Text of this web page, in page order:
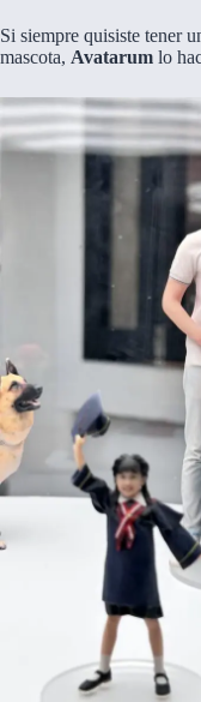
Si siempre quisiste tener
mascota, Avatarum lo